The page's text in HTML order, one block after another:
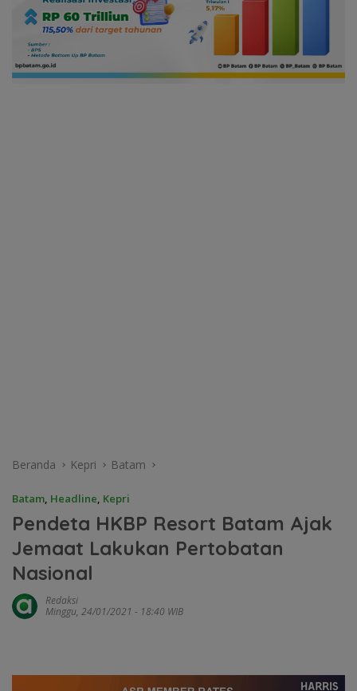
Beranda Kepri Batam
Batam, Headline, Kepri
Pendeta HKBP Resort Batam Ajak
Jemaat Lakukan Pertobatan
Nasional
Redaksi
Minggu, 24/01/2021 - 18:40 WIB